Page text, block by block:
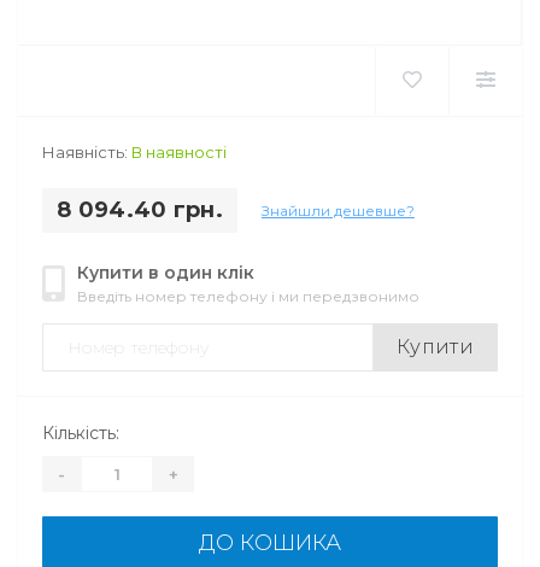
Наявність: В наявності
8 094.40 грн. Знайшли дешевше?
Купити в один клік
Введіть номер телефону і ми передзвонимо
Купити
Кількість:
- +
ДО КОШИКА